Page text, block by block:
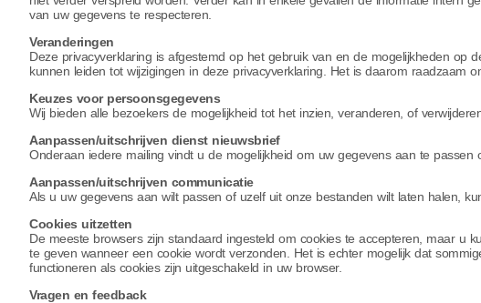
van uw gegevens te respecteren.
Veranderingen
Deze privacyverklaring is afgestemd op het gebruik van en de mogelijkheden op
kunnen leiden tot wijzigingen in deze privacyverklaring. Het is daarom raadzaam
Keuzes voor persoonsgegevens
Wij bieden alle bezoekers de mogelijkheid tot het inzien, veranderen, of
Aanpassen/uitschrijven dienst nieuwsbrief
Onderaan iedere mailing vindt u de mogelijkheid om uw gegevens aan te passen
Aanpassen/uitschrijven communicatie
Als u uw gegevens aan wilt passen of uzelf uit onze bestanden wilt laten halen,
Cookies uitzetten
De meeste browsers zijn standaard ingesteld om cookies te accepteren, maar u
te geven wanneer een cookie wordt verzonden. Het is echter mogelijk dat
functioneren als cookies zijn uitgeschakeld in uw browser.
Vragen en feedback